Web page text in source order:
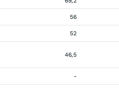
56
52
46,5
-